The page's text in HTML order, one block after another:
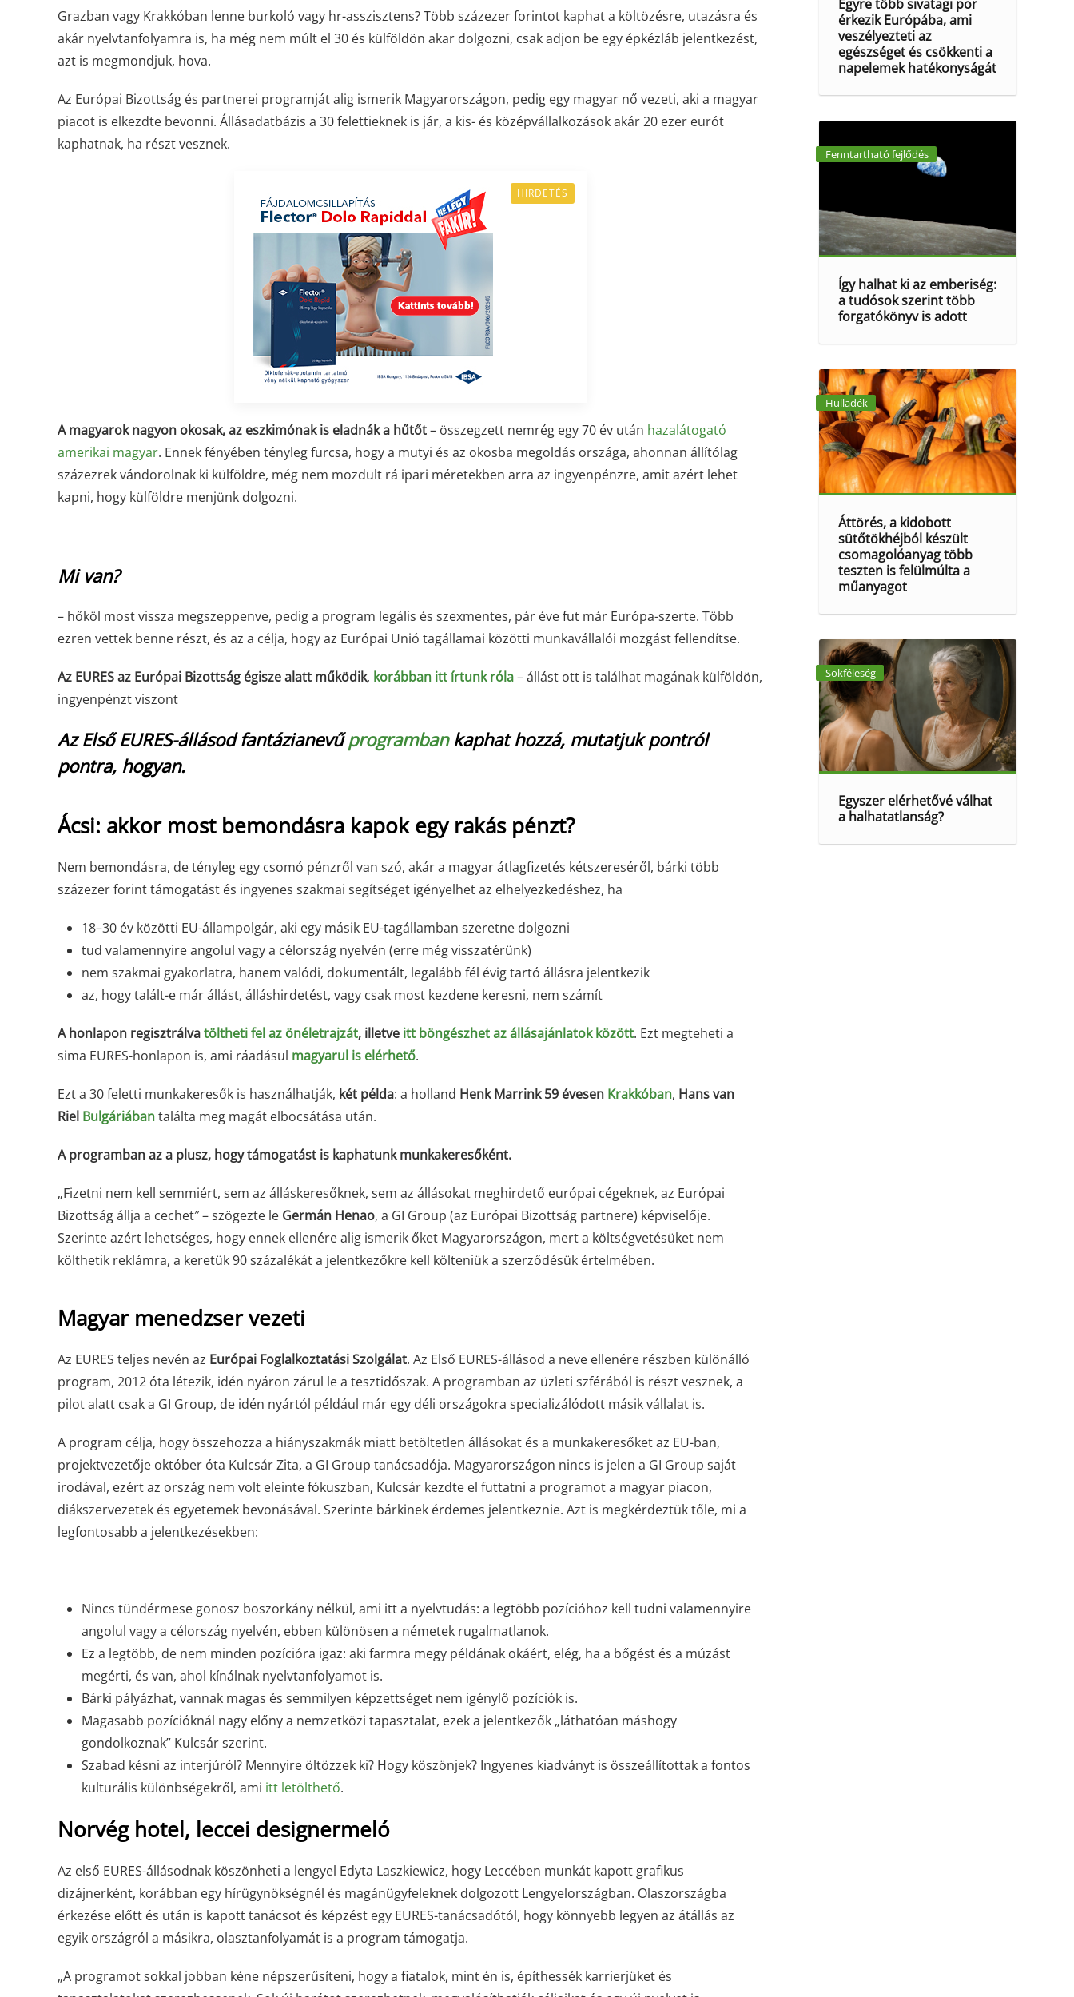
Grazban vagy Krakkóban lenne burkoló vagy hr-asszisztens? Több százezer forintot kaphat a költözésre, utazásra és
akár nyelvtanfolyamra is, ha még nem múlt el 30 és külföldön akar dolgozni, csak adjon be egy épkézláb jelentkezést,
azt is megmondjuk, hova.
Az Európai Bizottság és partnerei programját alig ismerik Magyarországon, pedig egy magyar nő vezeti, aki a magyar
piacot is elkezdte bevonni. Állásadatbázis a 30 felettieknek is jár, a kis- és középvállalkozások akár 20 ezer eurót
kaphatnak, ha részt vesznek.
HIRDETÉS
A magyarok nagyon okosak, az eszkimónak is eladnák a hűtőt– összegzett nemrég egy 70 év után hazalátogató
amerikai magyar. Ennek fényében tényleg furcsa, hogy a mutyi és az okosba megoldás országa, ahonnan állítólag
százezrek vándorolnak ki külföldre, még nem mozdult rá ipari méretekben arra az ingyenpénzre, amit azért lehet
kapni, hogy külföldre menjünk dolgozni.
Mi van?
– hőköl most vissza megszeppenve, pedig a program legális és szexmentes, pár éve fut már Európa-szerte. Több
ezren vettek benne részt, és az a célja, hogy az Európai Unió tagállamai közötti munkavállalói mozgást fellendítse.
Az EURES az Európai Bizottság égisze alatt működik, korábban itt írtunk róla– állást ott is találhat magának külföldön,
ingyenpénzt viszont
Az Első EURES-állásod fantázianevűprogrambankaphat hozzá, mutatjuk pontról
pontra, hogyan.
Ácsi: akkor most bemondásra kapok egy rakás pénzt?
Nem bemondásra, de tényleg egy csomó pénzről van szó, akár a magyar átlagfizetés kétszereséről, bárki több
százezer forint támogatást és ingyenes szakmai segítséget igényelhet az elhelyezkedéshez, ha
18–30 év közötti EU-állampolgár, aki egy másik EU-tagállamban szeretne dolgozni
tud valamennyire angolul vagy a célország nyelvén (erre még visszatérünk)
nem szakmai gyakorlatra, hanem valódi, dokumentált, legalább fél évig tartó állásra jelentkezik
az, hogy talált-e már állást, álláshirdetést, vagy csak most kezdene keresni, nem számít
A honlapon regisztrálvatöltheti fel az önéletrajzát, illetve itt böngészhet az állásajánlatok között. Ezt megteheti a
sima EURES-honlapon is, ami ráadásul magyarul is elérhető.
Ezt a 30 feletti munkakeresők is használhatják, két példa: a holland Henk Marrink 59 évesen Krakkóban, Hans van
Riel Bulgáriábantalálta meg magát elbocsátása után.
A programban az a plusz, hogy támogatást is kaphatunk munkakeresőként.
„Fizetni nem kell semmiért, sem az álláskeresőknek, sem az állásokat meghirdető európai cégeknek, az Európai
Bizottság állja a cechet″ – szögezte le Germán Henao, a GI Group (az Európai Bizottság partnere) képviselője.
Szerinte azért lehetséges, hogy ennek ellenére alig ismerik őket Magyarországon, mert a költségvetésüket nem
költhetik reklámra, a keretük 90 százalékát a jelentkezőkre kell költeniük a szerződésük értelmében.
Magyar menedzser vezeti
Az EURES teljes nevén az Európai Foglalkoztatási Szolgálat. Az Első EURES-állásod a neve ellenére részben különálló
program, 2012 óta létezik, idén nyáron zárul le a tesztidőszak. A programban az üzleti szférából is részt vesznek, a
pilot alatt csak a GI Group, de idén nyártól például már egy déli országokra specializálódott másik vállalat is.
A program célja, hogy összehozza a hiányszakmák miatt betöltetlen állásokat és a munkakeresőket az EU-ban,
projektvezetője október óta Kulcsár Zita, a GI Group tanácsadója. Magyarországon nincs is jelen a GI Group saját
irodával, ezért az ország nem volt eleinte fókuszban, Kulcsár kezdte el futtatni a programot a magyar piacon,
diákszervezetek és egyetemek bevonásával. Szerinte bárkinek érdemes jelentkeznie. Azt is megkérdeztük tőle, mi a
legfontosabb a jelentkezésekben:
Nincs tündérmese gonosz boszorkány nélkül, ami itt a nyelvtudás: a legtöbb pozícióhoz kell tudni valamennyire
angolul vagy a célország nyelvén, ebben különösen a németek rugalmatlanok.
Ez a legtöbb, de nem minden pozícióra igaz: aki farmra megy példának okáért, elég, ha a bőgést és a múzást
megérti, és van, ahol kínálnak nyelvtanfolyamot is.
Bárki pályázhat, vannak magas és semmilyen képzettséget nem igénylő pozíciók is.
Magasabb pozícióknál nagy előny a nemzetközi tapasztalat, ezek a jelentkezők „láthatóan máshogy
gondolkoznak” Kulcsár szerint.
Szabad késni az interjúról? Mennyire öltözzek ki? Hogy köszönjek? Ingyenes kiadványt is összeállítottak a fontos
kulturális különbségekről, ami itt letölthető.
Norvég hotel, leccei designermeló
Az első EURES-állásodnak köszönheti a lengyel Edyta Laszkiewicz, hogy Leccében munkát kapott grafikus
dizájnerként, korábban egy hírügynökségnél és magánügyfeleknek dolgozott Lengyelországban. Olaszországba
érkezése előtt és után is kapott tanácsot és képzést egy EURES-tanácsadótól, hogy könnyebb legyen az átállás az
egyik országról a másikra, olasztanfolyamát is a program támogatja.
„A programot sokkal jobban kéne népszerűsíteni, hogy a fiatalok, mint én is, építhessék karrierjüket és
Egyre több sivatagi por
érkezik Európába, ami
veszélyezteti az
egészséget és csökkenti a
napelemek hatékonyságát
Fenntartható fejlődés
Így halhat ki az emberiség:
a tudósok szerint több
forgatókönyv is adott
Hulladék
Áttörés, a kidobott
sütőtökhéjból készült
csomagolóanyag több
teszten is felülmúlta a
műanyagot
Sokféleség
Egyszer elérhetővé válhat
a halhatatlanság?